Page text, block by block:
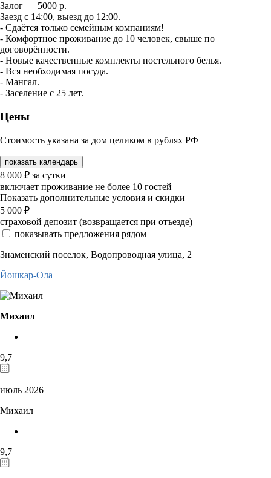
Залог — 5000 р.
Заезд с 14:00, выезд до 12:00.
- Сдаётся только семейным компаниям!
- Комфортное проживание до 10 человек, свыше по
договорённости.
- Новые качественные комплекты постельного белья.
- Вся необходимая посуда.
- Мангал.
- Заселение с 25 лет.
Цены
Стоимость указана за дом целиком в рублях РФ
показать календарь
8 000 ₽ за сутки
включает проживание не более 10 гостей
Показать дополнительные условия и скидки
5 000 ₽
страховой депозит (возвращается при отъезде)
показывать предложения рядом
Знаменский поселок, Водопроводная улица, 2
Йошкар-Ола
Михаил
9,7
июль 2026
Михаил
9,7